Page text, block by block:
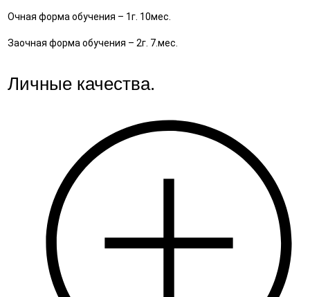
Лицам с ограниченными возможностями
Очная форма обучения – 1г. 10мес.
Заочная форма обучения – 2г. 7.мес.
Личные качества.